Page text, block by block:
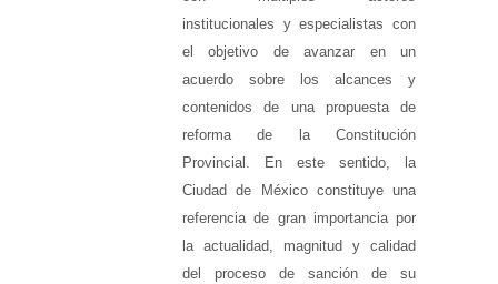
institucionales y especialistas con
el objetivo de avanzar en un
acuerdo sobre los alcances y
contenidos de una propuesta de
reforma de la Constitución
Provincial. En este sentido, la
Ciudad de México constituye una
referencia de gran importancia por
la actualidad, magnitud y calidad
del proceso de sanción de su